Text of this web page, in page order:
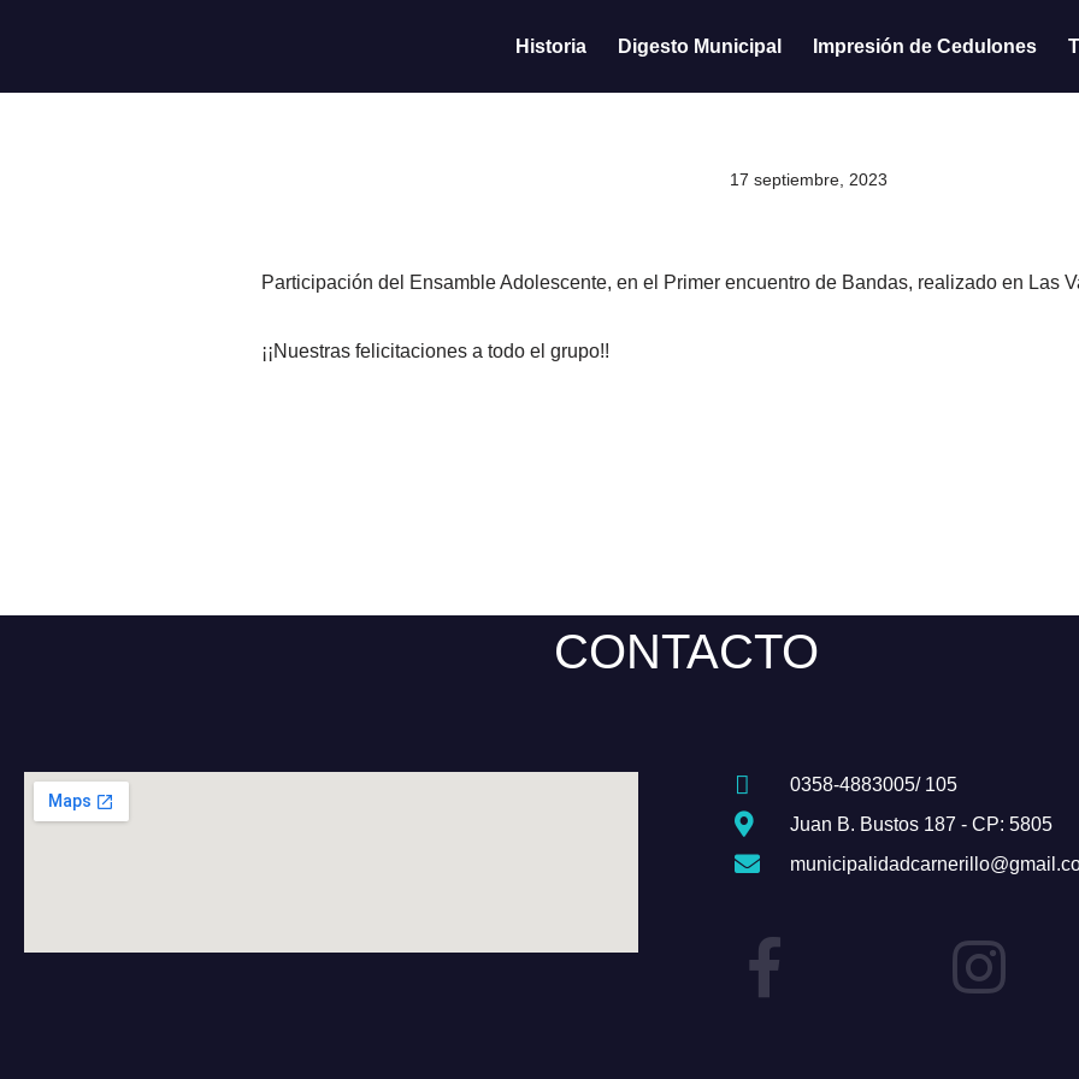
al
Historia Digesto Municipal Impresión de Cedulones
17 septiembre, 2023
Participación del Ensamble Adolescente, en el Primer encuentro de Bandas, realizado en Las
¡¡Nuestras felicitaciones a todo el grupo!!
CONTACTO
0358-4883005/ 105
Juan B. Bustos 187 - CP: 5805